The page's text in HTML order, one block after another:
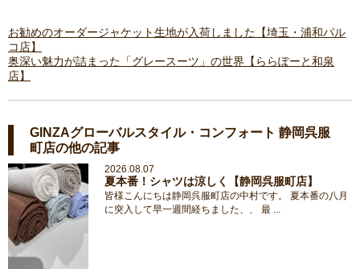
お勧めのオーダージャケット生地が入荷しました【埼玉・浦和パル
コ店】
奥深い魅力が詰まった「グレースーツ」の世界【ららぽーと和泉
店】
GINZAグローバルスタイル・コンフォート 静岡呉服
町店の他の記事
2026.08.07
夏本番！シャツは涼しく【静岡呉服町店】
皆様こんにちは静岡呉服町店の中村です。 夏本番の八月
に突入して早一週間経ちました、、 最 ...